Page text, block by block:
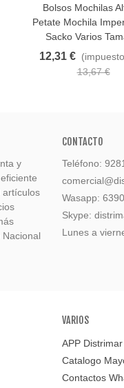
Favorito
Bolsos Mochilas
Petate Mochila
Sacko Varios
12,31 €
13,67 €
y
artículos
CONTACTO
Teléfono:
Wasapp:
Skype:
Lunes a
VARIOS
APP Distrimar
Catalogo
Contactos